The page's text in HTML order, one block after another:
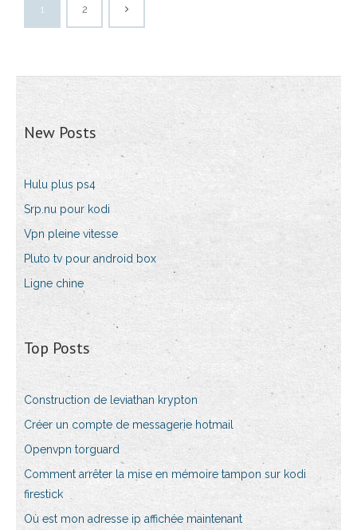
1 2
New Posts
Hulu plus ps4
Srp.nu pour kodi
Vpn pleine vitesse
Pluto tv pour android box
Ligne chine
Top Posts
Construction de leviathan krypton
Créer un compte de messagerie hotmail
Openvpn torguard
Comment arrêter la mise en mémoire tampon sur kodi
firestick
Où est mon adresse ip affichée maintenant